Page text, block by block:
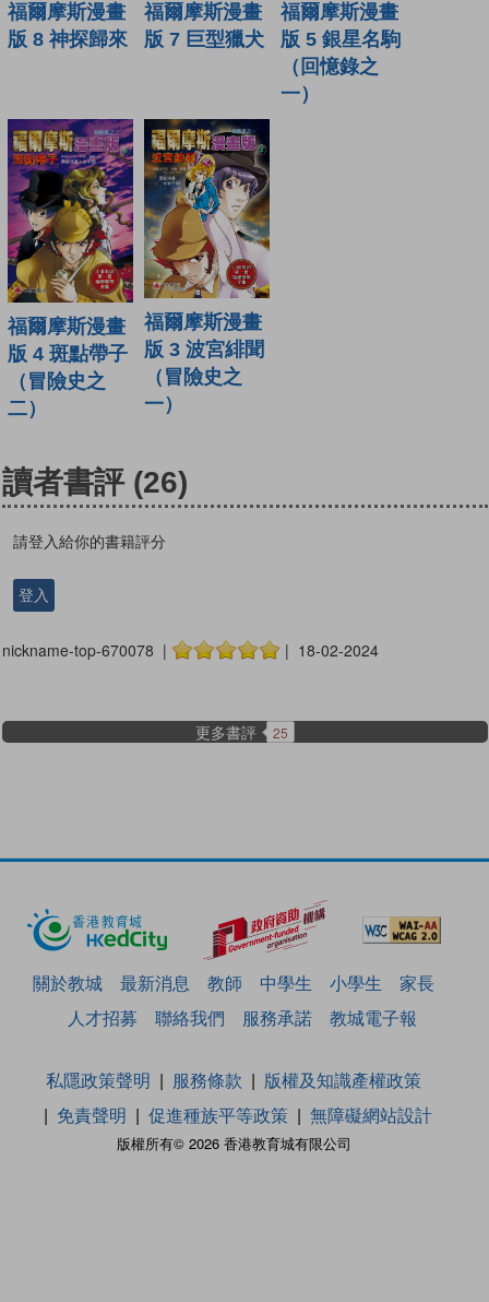
福爾摩斯漫畫
版 8 神探歸來
福爾摩斯漫畫
版 7 巨型獵犬
福爾摩斯漫畫
版 5 銀星名駒
（回憶錄之
一）
福爾摩斯漫畫
版 4 斑點帶子
（冒險史之
二）
福爾摩斯漫畫
版 3 波宮緋聞
（冒險史之
一）
讀者書評 (26)
請登入給你的書籍評分
登入
nickname-top-670078 | | 18-02-2024
更多書評 25
關於教城 最新消息 教師 中學生 小學生
家長
人才招募
聯絡我們 服務承諾 教城電子報
版權所有© 2026 香港教育城有限公司
私隱政策聲明 服務條款
版權及知識產權政策
免責聲明
促進種族平等政策 無障礙網站設計